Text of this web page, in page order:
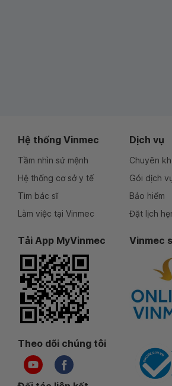
Hệ thống Vinmec
Tầm nhìn sứ mệnh
Hệ thống cơ sở y tế
Tìm bác sĩ
Làm việc tại Vinmec
Dịch vụ
Chuyên
Gói dịch
Bảo hiểm
Đặt lịch
Tải App MyVinmec Vinmec
Theo dõi chúng tôi